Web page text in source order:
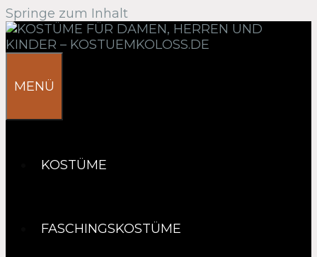
Springe zum Inhalt
MENÜ
KOSTÜME
FASCHINGSKOSTÜME